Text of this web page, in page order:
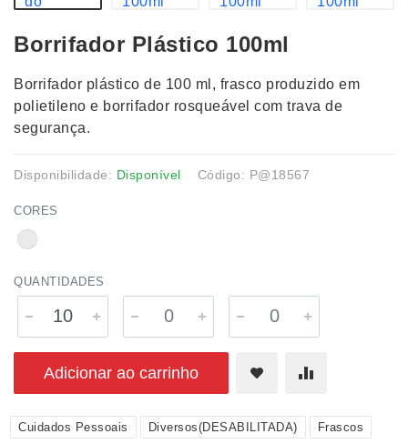
Borrifador Plástico 100ml
Borrifador plástico de 100 ml, frasco produzido em
polietileno e borrifador rosqueável com trava de
segurança.
Disponibilidade: Disponível Código: P@18567
CORES
QUANTIDADES
Adicionar ao carrinho
Cuidados Pessoais Diversos(DESABILITADA) Frascos